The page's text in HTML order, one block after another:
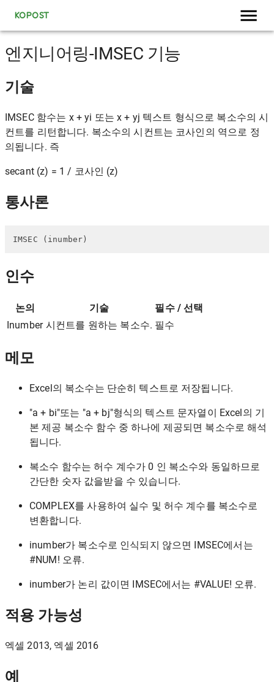
KOPOST
엔지니어링-IMSEC 기능
기술
IMSEC 함수는 x + yi 또는 x + yj 텍스트 형식으로 복소수의 시
컨트를 리턴합니다. 복소수의 시컨트는 코사인의 역으로 ​​정
의됩니다. 즉
secant (z) = 1 / 코사인 (z)
통사론
IMSEC (inumber)
인수
논의 기술
필수 / 선택
Inumber 시컨트를 원하는 복소수. 필수
메모
Excel의 복소수는 단순히 텍스트로 저장됩니다.
"a + bi"또는 "a + bj"형식의 텍스트 문자열이 Excel의 기
본 제공 복소수 함수 중 하나에 제공되면 복소수로 해석
됩니다.
복소수 함수는 허수 계수가 0 인 복소수와 동일하므로
간단한 숫자 값을받을 수 있습니다.
COMPLEX를 사용하여 실수 및 허수 계수를 복소수로
변환합니다.
inumber가 복소수로 인식되지 않으면 IMSEC에서는
#NUM! 오류.
inumber가 논리 값이면 IMSEC에서는 #VALUE! 오류.
적용 가능성
엑셀 2013, 엑셀 2016
예